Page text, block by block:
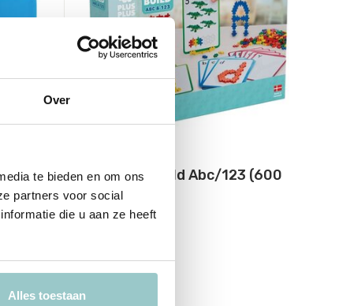
Over
te bieden en om ons
partners voor social
die u aan ze heeft
Alles toestaan
Learn to Build Abc/123 (600
stukjes)
Deliverytime